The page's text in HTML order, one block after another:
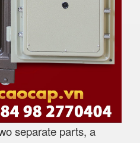
separate parts, a